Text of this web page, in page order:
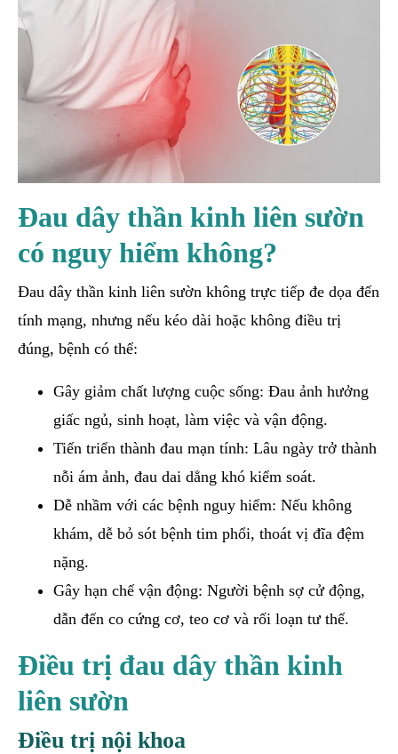
Đau dây thần kinh liên sườn
có nguy hiểm không?
Đau dây thần kinh liên sườn không trực tiếp đe dọa đến
tính mạng, nhưng nếu kéo dài hoặc không điều trị
đúng, bệnh có thể:
Gây giảm chất lượng cuộc sống: Đau ảnh hưởng
giấc ngủ, sinh hoạt, làm việc và vận động.
Tiến triển thành đau mạn tính: Lâu ngày trở thành
nỗi ám ảnh, đau dai dẳng khó kiểm soát.
Dễ nhầm với các bệnh nguy hiểm: Nếu không
khám, dễ bỏ sót bệnh tim phổi, thoát vị đĩa đệm
nặng.
Gây hạn chế vận động: Người bệnh sợ cử động,
dẫn đến co cứng cơ, teo cơ và rối loạn tư thế.
Điều trị đau dây thần kinh
liên sườn
Điều trị nội khoa